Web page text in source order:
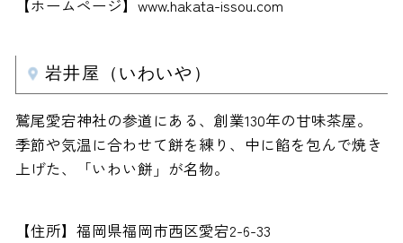
【ホームページ】www.hakata-issou.com
岩井屋（いわいや）
鷲尾愛宕神社の参道にある、創業130年の甘味茶屋。
季節や気温に合わせて餅を練り、中に餡を包んで焼き
上げた、「いわい餅」が名物。
【住所】福岡県福岡市西区愛宕2-6-33